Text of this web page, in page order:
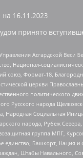
на 16.11.2023
принято
Асгардской
Национал-
союз, Формат-18,
церкви
политического
народа
Социальная
народа, Рубеж
группа МПГ,
единство, Башкорт,
Штабы Навального,